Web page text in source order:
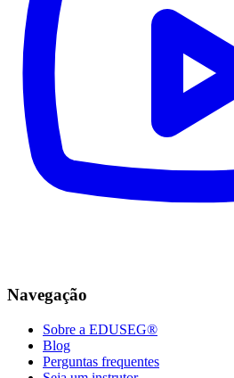
Navegação
Sobre a EDUSEG®
Blog
Perguntas frequentes